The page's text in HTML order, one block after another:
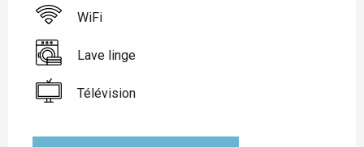
WiFi
Lave linge
Télévision